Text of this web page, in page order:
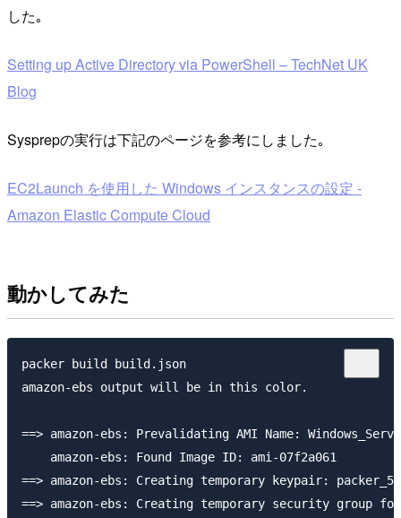
した｡
Setting up Active Directory via PowerShell – TechNet UK
Blog
Sysprepの実行は下記のページを参考にしました｡
EC2Launch を使用した Windows インスタンスの設定 -
Amazon Elastic Compute Cloud
動かしてみた
packer build build.json
amazon-ebs output will be in this color.
==> amazon-ebs: Prevalidating AMI Name:
    amazon-ebs: Found Image ID: ami-07f2a061
==> amazon-ebs: Creating temporary keypair:
==> amazon-ebs: Creating temporary security group